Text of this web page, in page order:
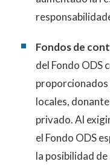
Fondos de
del Fondo ODS
proporcionados
locales,
privado. Al
el Fondo ODS
la posibilidad de